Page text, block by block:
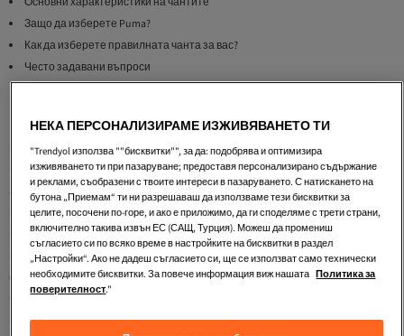
Защо да изберете Puma?
Как да изберете правилната чанта за вас?
Често задавани въпроси
Чантите за кръста Puma Жени не са просто аксесоари, а
важна част от стила на всяка жена. Те предлагат удобство
и свобода на движението, което ги прави идеални за
активен начин на живот. С правилната чанта можете да
носите всичките си важни принадлежности, без да се
притеснявате, че ще ви пречат. Чантите на Puma са
изработени от висококачествени материали, които
осигуряват дълготрайност и устойчивост.
Съществуват различни модели чанти за кръста,
включително компактни и големи варианти, които
НЕКА ПЕРСОНАЛИЗИРАМЕ ИЗЖИВЯВАНЕТО ТИ
"Trendyol използва ""бисквитки"", за да: подобрява и оптимизира
изживяването ти при пазаруване; предоставя персонализирано съдържание
и реклами, съобразени с твоите интереси в пазаруването. С натискането на
бутона „Приемам“ ти ни разрешаваш да използваме тези бисквитки за
целите, посочени по-горе, и ако е приложимо, да ги споделяме с трети страни,
включително такива извън ЕС (САЩ, Турция). Можеш да промениш
съгласието си по всяко време в настройките на бисквитки в раздел
„Настройки“. Ако не дадеш съгласието си, ще се използват само технически
необходимите бисквитки. За повече информация виж нашата Политика за
поверителност."